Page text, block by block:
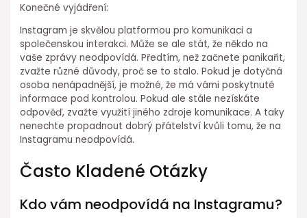
Konečné vyjádření:
Instagram je skvělou platformou pro komunikaci a
společenskou interakci. Může se ale stát, že někdo na
vaše zprávy neodpovídá. Předtím, než začnete panikařit,
zvažte různé důvody, proč se to stalo. Pokud je dotyčná
osoba nenápadnější, je možné, že má vámi poskytnuté
informace pod kontrolou. Pokud ale stále nezískáte
odpověď, zvažte využití jiného zdroje komunikace. A taky
nenechte propadnout dobrý přátelství kvůli tomu, že na
Instagramu neodpovídá.
Často Kladené Otázky
Kdo vám neodpovídá na Instagramu?